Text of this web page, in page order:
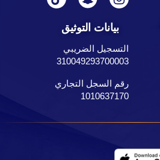
بيانات التوثيق
التسجيل الضريبي
310049293700003
رقم السجل التجاري
1010637170